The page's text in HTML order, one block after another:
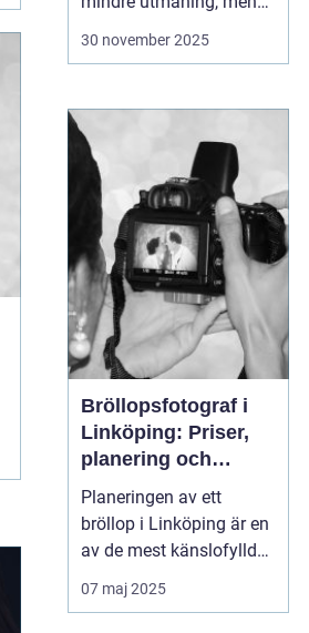
med rätt vägledning kan
Östermalm finns det
flera ställen där man kan
fixa passfoto. Denna
arti...
30 november 2025
Bröllopsfotograf i
Linköping: Priser,
planering och
oförglömliga
minnen
Planeringen av ett
bröllop i Linköping är en
av de mest känslofyllda
och detaljerade
perioderna i livet. Från
07 maj 2025